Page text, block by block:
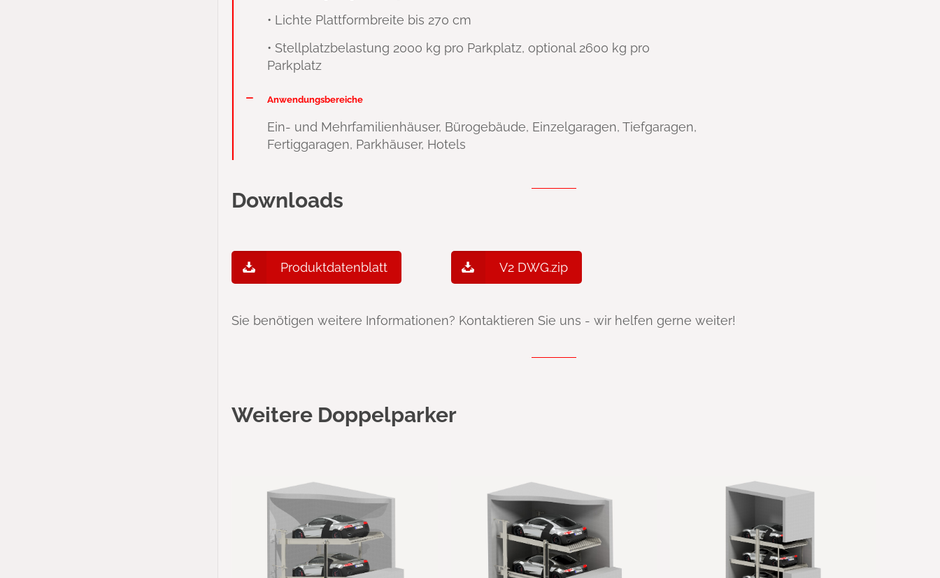
• Lichte Plattformbreite bis 270 cm
• Stellplatzbelastung 2000 kg pro Parkplatz, optional 2600 kg pro
Parkplatz
Anwendungsbereiche
Ein- und Mehrfamilienhäuser, Bürogebäude, Einzelgaragen, Tiefgaragen,
Fertiggaragen, Parkhäuser, Hotels
Downloads
Produktdatenblatt V2 DWG.zip
Sie benötigen weitere Informationen? Kontaktieren Sie uns - wir helfen gerne weiter!
Weitere Doppelparker